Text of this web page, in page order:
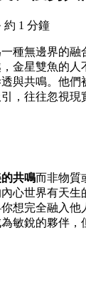
約 1 分鐘
種無邊界的融
金星雙魚的人
與共鳴。他們
，往往忽視現
共鳴而非物質
心世界有天生
想完全融入他
敏銳的夥伴，